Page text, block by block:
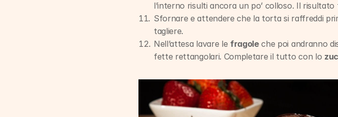
l’interno risulti ancora un po’ colloso. Il
Sfornare e attendere che la torta si raffreddi
tagliere.
Nell’attesa lavare le fragole che poi andranno
fette rettangolari. Completare il tutto con lo